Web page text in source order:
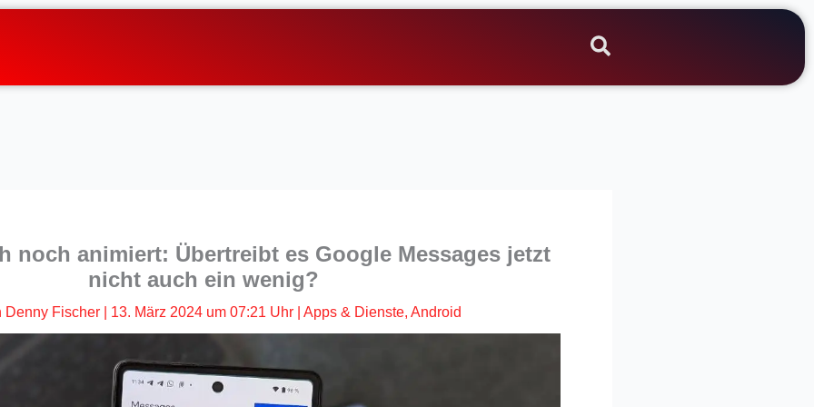
noch animiert: Übertreibt es Google Messages jetzt
nicht auch ein wenig?
Denny Fischer 13. März 2024 um 07:21 Uhr| Apps & Dienste, Android